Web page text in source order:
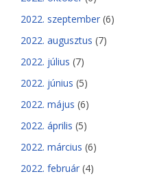
2022. szeptember (6)
2022. augusztus (7)
2022. július (7)
2022. június (5)
2022. május (6)
2022. április (5)
2022. március (6)
2022. február (4)